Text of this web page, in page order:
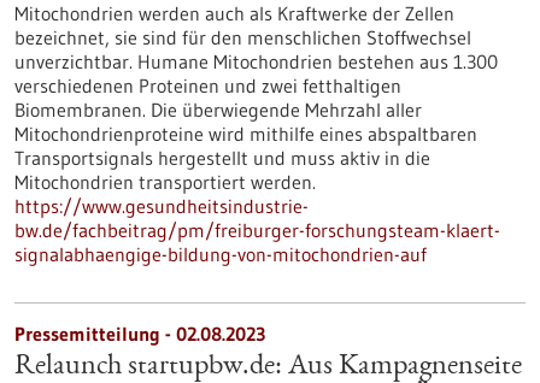
Mitochondrien werden auch als Kraftwerke der Zellen
bezeichnet, sie sind für den menschlichen Stoffwechsel
unverzichtbar. Humane Mitochondrien bestehen aus 1.300
verschiedenen Proteinen und zwei fetthaltigen
Biomembranen. Die überwiegende Mehrzahl aller
Mitochondrienproteine wird mithilfe eines abspaltbaren
Transportsignals hergestellt und muss aktiv in die
Mitochondrien transportiert werden.
https://www.gesundheitsindustrie-
bw.de/fachbeitrag/pm/freiburger-forschungsteam-klaert-
signalabhaengige-bildung-von-mitochondrien-auf
Pressemitteilung - 02.08.2023
Relaunch startupbw.de: Aus Kampagnenseite